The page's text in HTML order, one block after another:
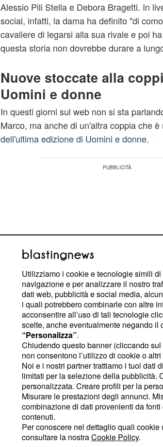
Alessio Pili Stella e Debora Bragetti. In
social, infatti, la dama ha definito "di
cavaliere di legarsi alla sua rivale e poi
questa storia non dovrebbe durare a
Nuove stoccate alla
Uomini e donne
In questi giorni sul web non si sta
Marco, ma anche di un'altra coppia che è
dell'ultima edizione di Uomini e donne.
Intervistata ad un mese dalla fine delle
quale al quale partecipa da un paio
commentato in modo pungente la
preferirleDeboradopo una lunga
"Secondo me la sua è stata unascelta di
fatto per convenienza perchélei è meno
", ha detto la protagonista del trono
Instagram.
Utilizziamo i cookie e tecnologie simili
navigazione e per analizzare il nostro
dati web, pubblicità e social media,
i quali potrebbero combinarle con altre
acconsentire all’uso di tali tecnologie
scelte, anche eventualmente negando
“Personalizza”.
Chiudendo questo banner (cliccando
non consentono l’utilizzo di cookie o
Noi e i nostri partner trattiamo i tuoi dati
limitati per la selezione della pubblicità.
personalizzata. Creare profili per la
Misurare le prestazioni degli annunci.
combinazione di dati provenienti da
contenuti.
Per conoscere nel dettaglio quali
consultare la nostraCookie Policy.